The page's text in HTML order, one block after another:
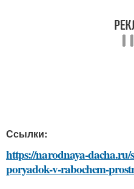
Ссылки:
https://narodnaya-
poryadok-v-rabochem-